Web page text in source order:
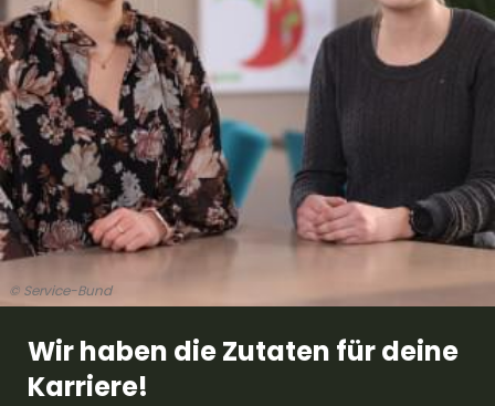
© Service-Bund
Wir haben die Zutaten für deine
Karriere!